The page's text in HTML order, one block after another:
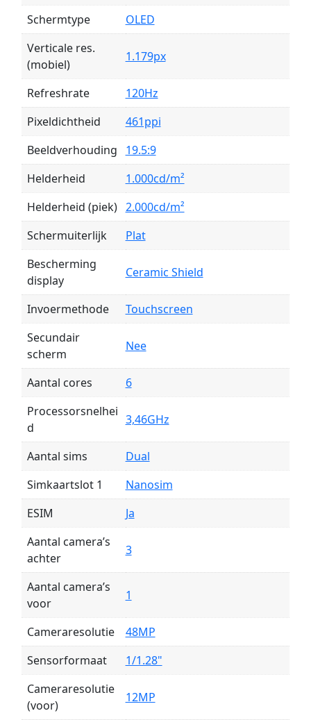
Schermtype
OLED
Verticale res.
(mobiel)
1.179px
Refreshrate
120Hz
Pixeldichtheid
461ppi
Beeldverhouding
19.5:9
Helderheid
1.000cd/m²
Helderheid (piek) 2.000cd/m²
Schermuiterlijk
Plat
Bescherming
display
Ceramic Shield
Invoermethode
Touchscreen
Secundair
scherm
Nee
Aantal cores
6
Processorsnelhei
d
3,46GHz
Aantal sims
Dual
Simkaartslot 1
Nanosim
ESIM
Ja
Aantal camera’s
achter
3
Aantal camera’s
voor
1
Cameraresolutie
48MP
Sensorformaat
1/1.28"
Cameraresolutie
(voor)
12MP